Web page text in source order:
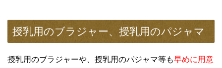
授乳用のブラジャー、授乳用のパジャマ
授乳用のブラジャーや、授乳用のパジャマ等も早めに用意